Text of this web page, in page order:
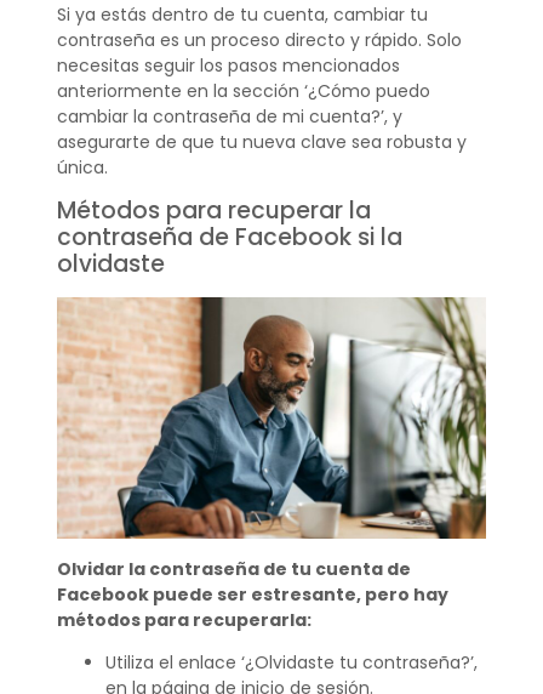
Si ya estás dentro de tu cuenta, cambiar tu
contraseña es un proceso directo y rápido. Solo
necesitas seguir los pasos mencionados
anteriormente en la sección ‘¿Cómo puedo
cambiar la contraseña de mi cuenta?’, y
asegurarte de que tu nueva clave sea robusta y
única.
Métodos para recuperar la
contraseña de Facebook si la
olvidaste
Olvidar la contraseña de tu cuenta de
Facebook puede ser estresante, pero hay
métodos para recuperarla:
Utiliza el enlace ‘¿Olvidaste tu contraseña?’,
en la página de inicio de sesión.